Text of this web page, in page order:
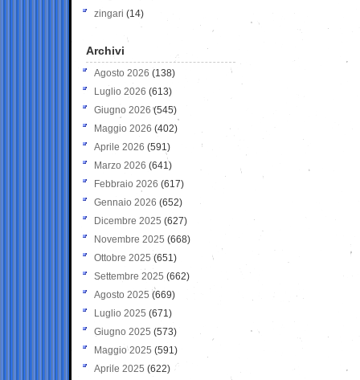
zingari (14)
Archivi
Agosto 2026 (138)
Luglio 2026 (613)
Giugno 2026 (545)
Maggio 2026 (402)
Aprile 2026 (591)
Marzo 2026 (641)
Febbraio 2026 (617)
Gennaio 2026 (652)
Dicembre 2025 (627)
Novembre 2025 (668)
Ottobre 2025 (651)
Settembre 2025 (662)
Agosto 2025 (669)
Luglio 2025 (671)
Giugno 2025 (573)
Maggio 2025 (591)
Aprile 2025 (622)